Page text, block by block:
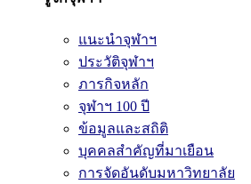
แนะนำจุฬาฯ
ประวัติจุฬาฯ
ภารกิจหลัก
จุฬาฯ 100 ปี
ข้อมูลและสถิติ
บุคคลสำคัญที่มาเยือน
การจัดอันดับมหาวิทยาลัย